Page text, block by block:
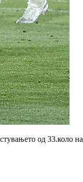
од 33.коло на